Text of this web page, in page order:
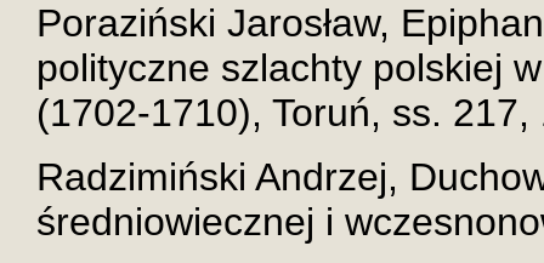
Poraziński Jarosław,
polityczne szlachty polskiej
(1702-1710), Toruń, ss. 217,
Radzimiński Andrzej,
średniowiecznej i